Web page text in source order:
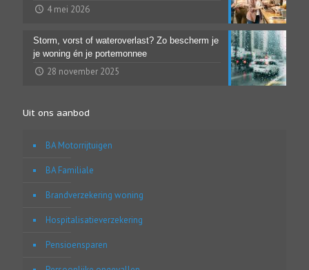
4 mei 2026
Storm, vorst of wateroverlast? Zo bescherm je
je woning én je portemonnee
28 november 2025
Uit ons aanbod
BA Motorrijtuigen
BA Familiale
Brandverzekering woning
Hospitalisatieverzekering
Pensioensparen